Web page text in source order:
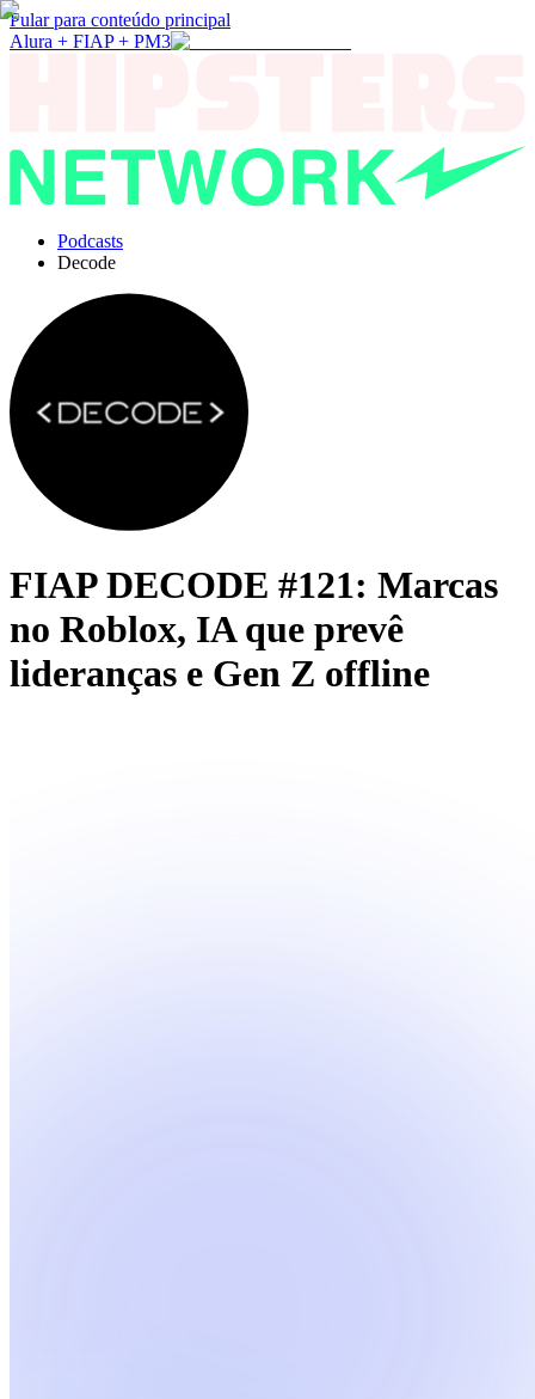
Pular para conteúdo principal
Alura + FIAP + PM3
Podcasts
Decode
FIAP DECODE #121: Marcas
no Roblox, IA que prevê
lideranças e Gen Z offline